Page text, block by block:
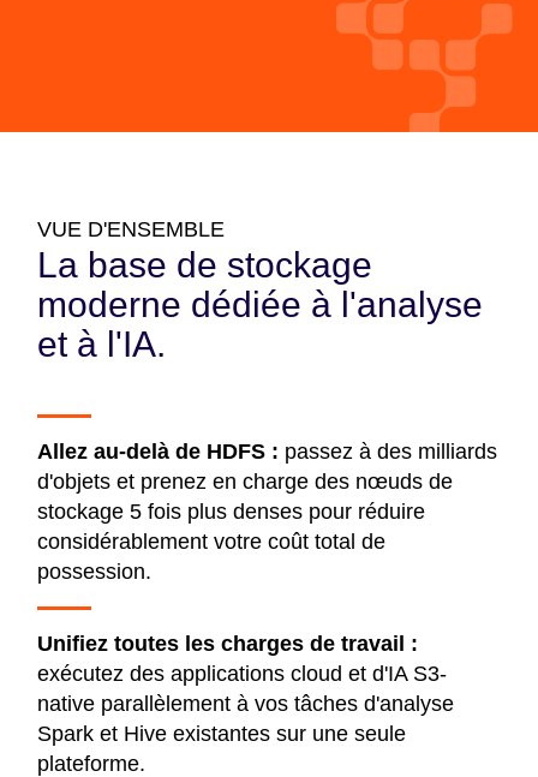
VUE D'ENSEMBLE
La base de stockage
moderne dédiée à l'analyse
et à l'IA.
Allez au-delà de HDFS : passez à des milliards
d'objets et prenez en charge des nœuds de
stockage 5 fois plus denses pour réduire
considérablement votre coût total de
possession.
Unifiez toutes les charges de travail :
exécutez des applications cloud et d'IA S3-
native parallèlement à vos tâches d'analyse
Spark et Hive existantes sur une seule
plateforme.